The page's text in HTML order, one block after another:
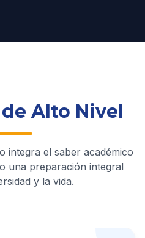
Alto Nivel
integra el saber académico
una preparación integral
y la vida.